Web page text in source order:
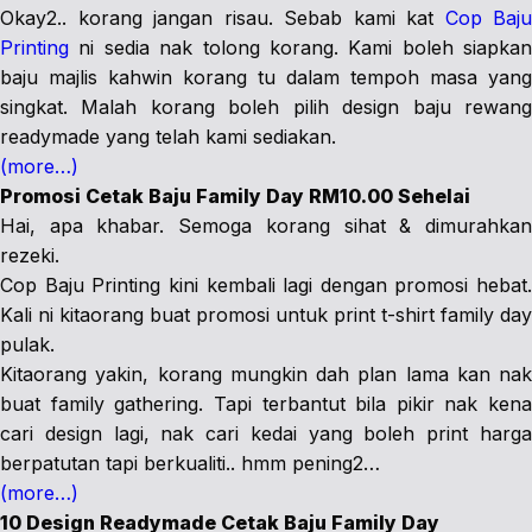
Okay2.. korang jangan risau. Sebab kami kat Cop Baju
Printing ni sedia nak tolong korang. Kami boleh siapkan
baju majlis kahwin korang tu dalam tempoh masa yang
singkat. Malah korang boleh pilih design baju rewang
readymade yang telah kami sediakan.
(more…)
Promosi Cetak Baju Family Day RM10.00 Sehelai
Hai, apa khabar. Semoga korang sihat & dimurahkan
rezeki.
Cop Baju Printing kini kembali lagi dengan promosi hebat.
Kali ni kitaorang buat promosi untuk print t-shirt family day
pulak.
Kitaorang yakin, korang mungkin dah plan lama kan nak
buat family gathering. Tapi terbantut bila pikir nak kena
cari design lagi, nak cari kedai yang boleh print harga
berpatutan tapi berkualiti.. hmm pening2…
(more…)
10 Design Readymade Cetak Baju Family Day